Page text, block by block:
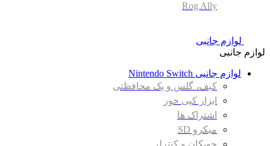
Rog Ally
لوازم جانبی
لوازم جانبی
لوازم جانبی Nintendo Switch
کیف، گلس و پک محافظتی
ابزار کپی خور
اشتراک ها
میکرو SD
جویکان و کنترلر